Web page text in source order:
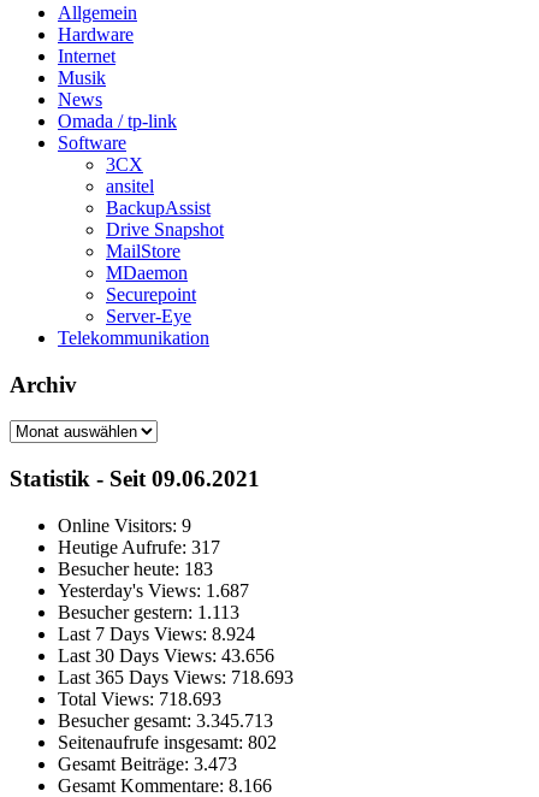
Allgemein
Hardware
Internet
Musik
News
Omada / tp-link
Software
3CX
ansitel
BackupAssist
Drive Snapshot
MailStore
MDaemon
Securepoint
Server-Eye
Telekommunikation
Archiv
Archiv
Statistik - Seit 09.06.2021
Online Visitors: 9
Heutige Aufrufe: 317
Besucher heute: 183
Yesterday's Views: 1.687
Besucher gestern: 1.113
Last 7 Days Views: 8.924
Last 30 Days Views: 43.656
Last 365 Days Views: 718.693
Total Views: 718.693
Besucher gesamt: 3.345.713
Seitenaufrufe insgesamt: 802
Gesamt Beiträge: 3.473
Gesamt Kommentare: 8.166